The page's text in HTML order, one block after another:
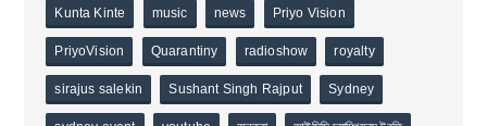
Kunta Kinte music news Priyo Vision
PriyoVision Quarantiny radioshow royalty
sirajus salekin Sushant Singh Rajput Sydney